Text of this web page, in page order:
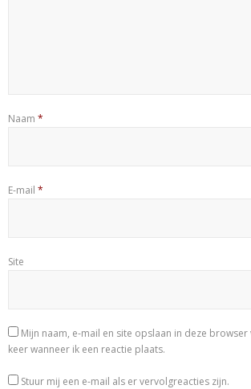
Naam *
E-mail *
Site
Mijn naam, e-mail en site opslaan in deze
keer wanneer ik een reactie plaats.
Stuur mij een e-mail als er vervolgreacties zijn.